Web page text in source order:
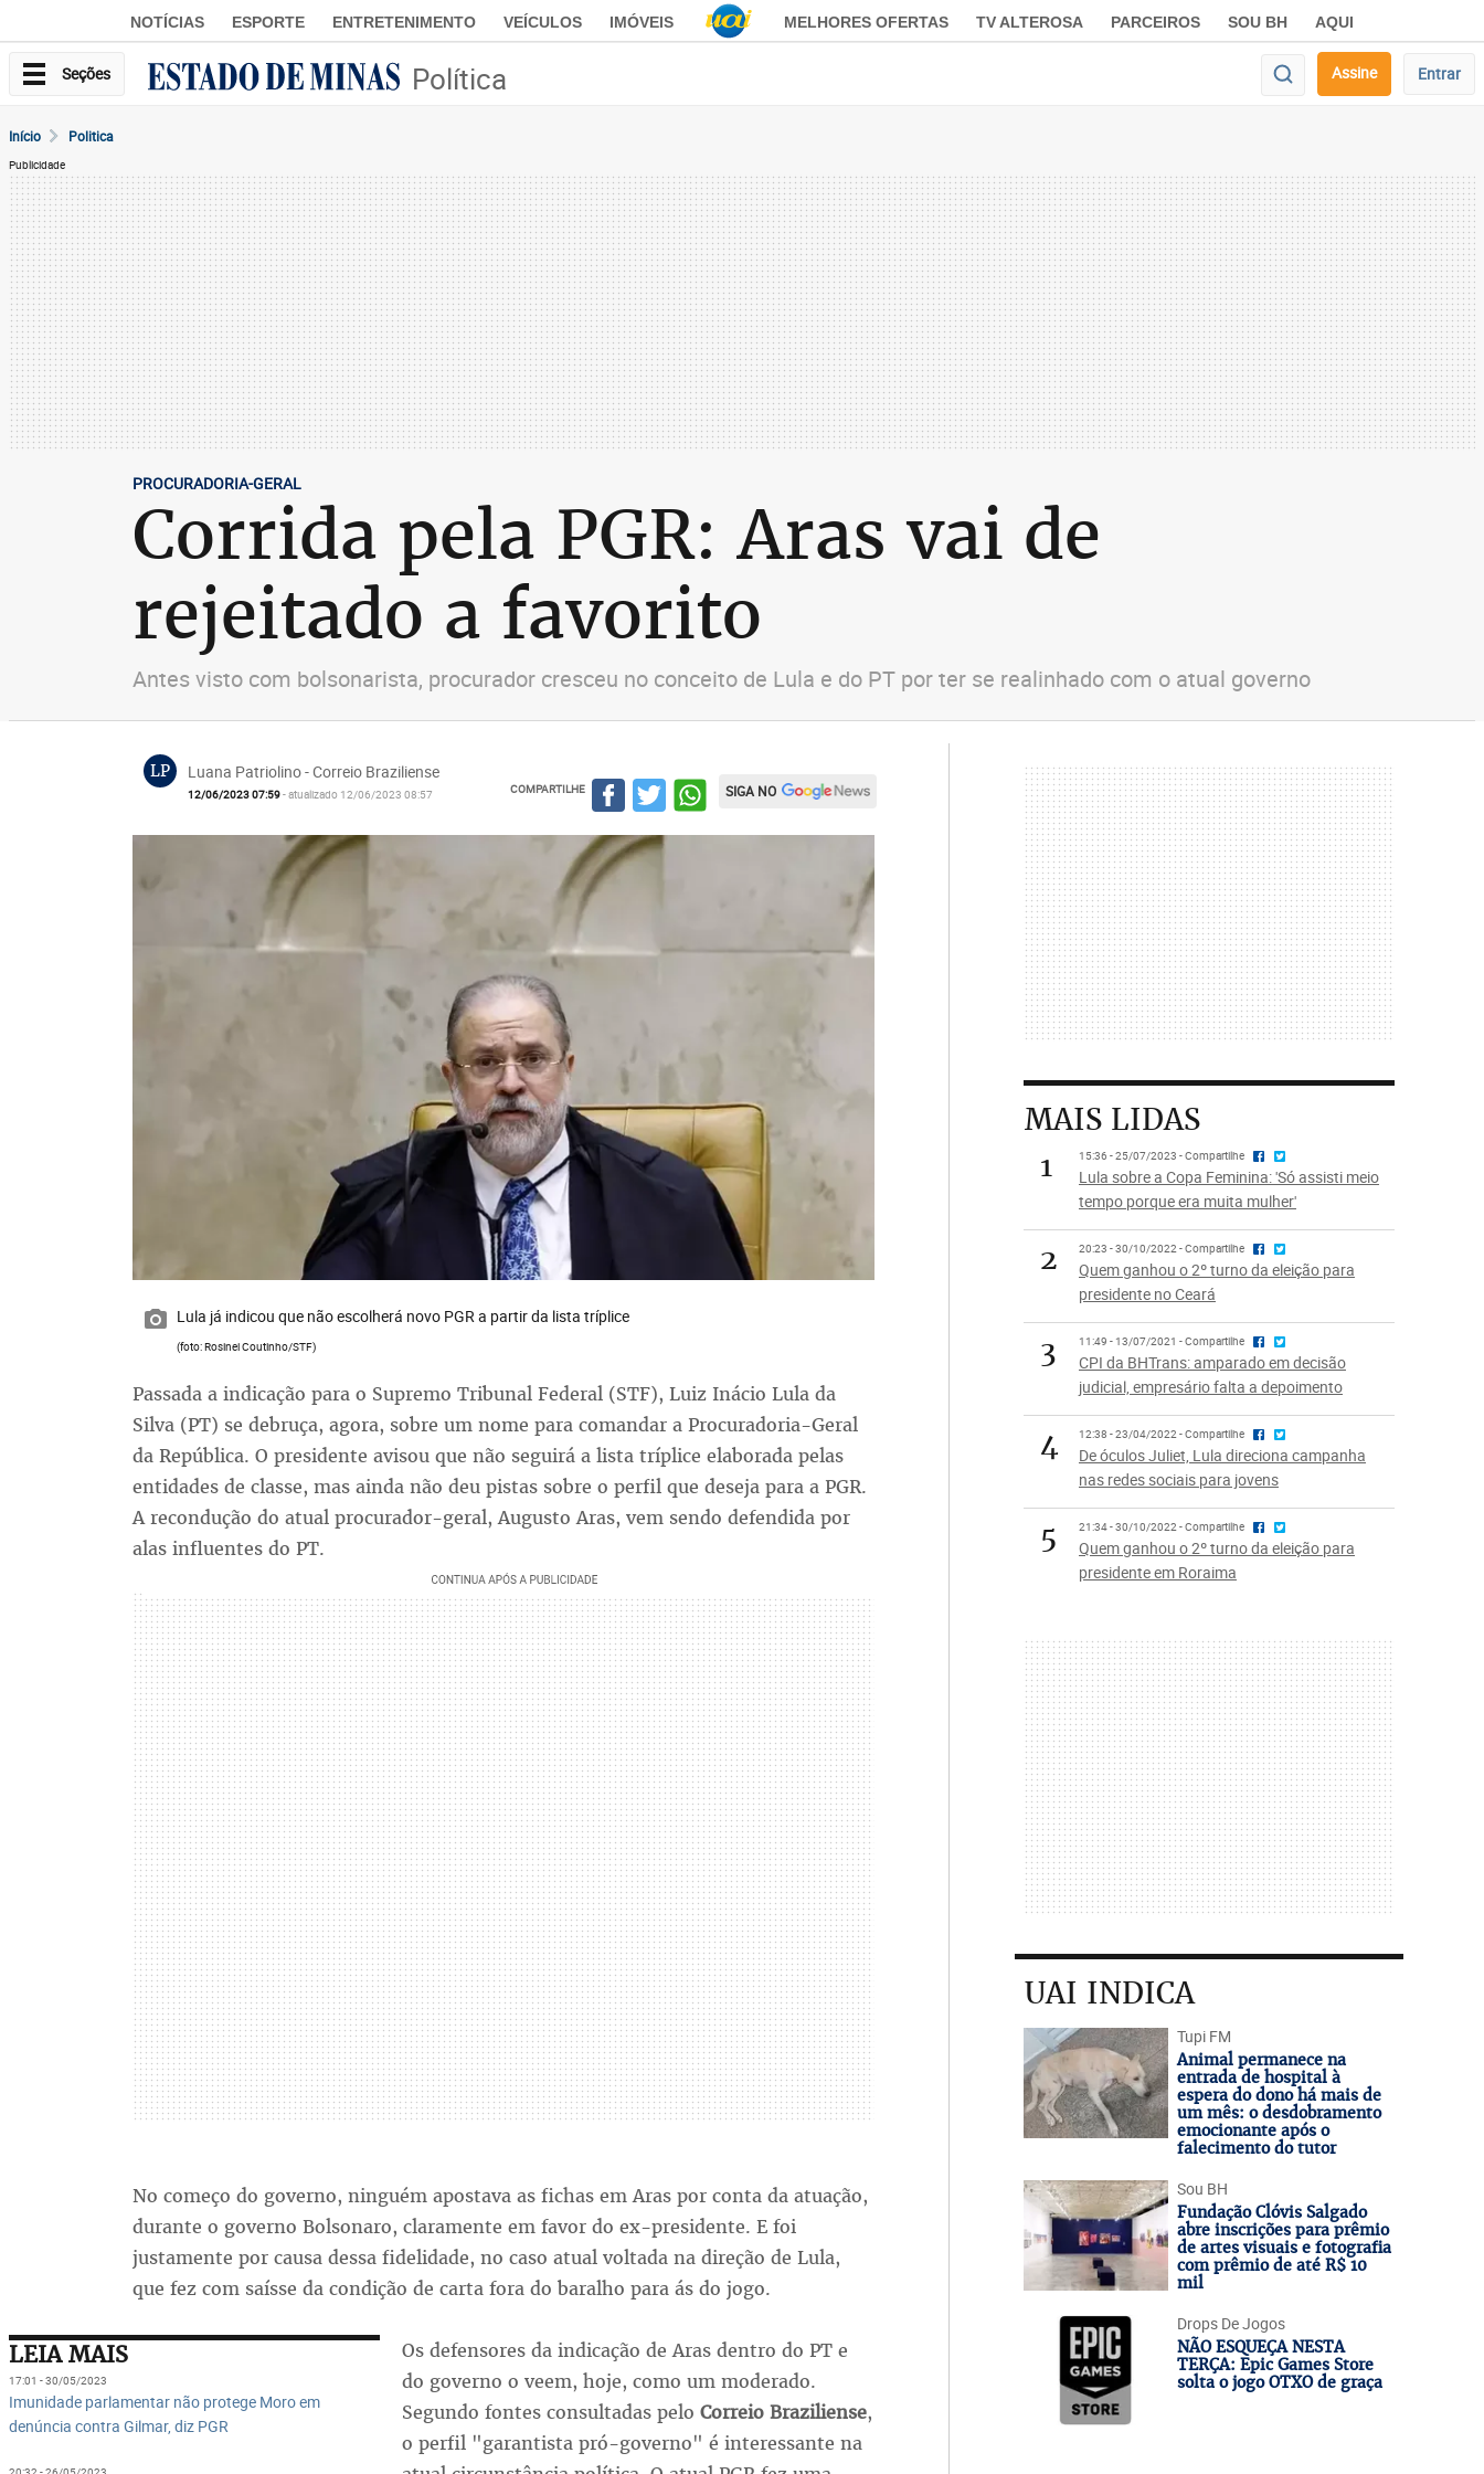
NOTÍCIAS ESPORTE ENTRETENIMENTO VEÍCULOS IMÓVEIS MELHORES OFERTAS TV ALTEROSA PARCEIROS SOU BH AQUI
Seções Política Assine Entrar
Início Politica
Publicidade
PROCURADORIA-GERAL
Corrida pela PGR: Aras vai de
rejeitado a favorito
Antes visto com bolsonarista, procurador cresceu no conceito de Lula e do PT por ter se realinhado com o atual governo
LP Luana Patriolino - Correio Braziliense
12/06/2023 07:59- atualizado 12/06/2023 08:57 COMPARTILHE SIGA NO
Lula já indicou que não escolherá novo PGR a partir da lista tríplice
(foto: Rosinei Coutinho/STF)
Passada a indicação para o Supremo Tribunal Federal (STF), Luiz Inácio Lula da
Silva (PT) se debruça, agora, sobre um nome para comandar a Procuradoria-Geral
da República. O presidente avisou que não seguirá a lista tríplice elaborada pelas
entidades de classe, mas ainda não deu pistas sobre o perfil que deseja para a PGR.
A recondução do atual procurador-geral, Augusto Aras, vem sendo defendida por
alas influentes do PT.
No começo do governo, ninguém apostava as fichas em Aras por conta da atuação,
durante o governo Bolsonaro, claramente em favor do ex-presidente. E foi
justamente por causa dessa fidelidade, no caso atual voltada na direção de Lula,
que fez com saísse da condição de carta fora do baralho para ás do jogo.
LEIA MAIS
17:01 - 30/05/2023
Imunidade parlamentar não protege Moro em
denúncia contra Gilmar, diz PGR
Os defensores da indicação de Aras dentro do PT e
do governo o veem, hoje, como um moderado.
Segundo fontes consultadas pelo Correio Braziliense,
o perfil "garantista pró-governo" é interessante na
MAIS LIDAS
1
15:36 - 25/07/2023 - Compartilhe
Lula sobre a Copa Feminina: 'Só assisti meio
tempo porque era muita mulher'
2 20:23 - 30/10/2022 - Compartilhe
Quem ganhou o 2º turno da eleição para
presidente no Ceará
3 11:49 - 13/07/2021 - Compartilhe
CPI da BHTrans: amparado em decisão
judicial, empresário falta a depoimento
4 12:38 - 23/04/2022 - Compartilhe
De óculos Juliet, Lula direciona campanha
nas redes sociais para jovens
5 21:34 - 30/10/2022 - Compartilhe
Quem ganhou o 2º turno da eleição para
presidente em Roraima
UAI INDICA
Tupi FM
Animal permanece na
entrada de hospital à
espera do dono há mais de
um mês: o desdobramento
emocionante após o
falecimento do tutor
Sou BH
Fundação Clóvis Salgado
abre inscrições para prêmio
de artes visuais e fotografia
com prêmio de até R$ 10
mil
Drops De Jogos
NÃO ESQUEÇA NESTA
TERÇA: Epic Games Store
solta o jogo OTXO de graça